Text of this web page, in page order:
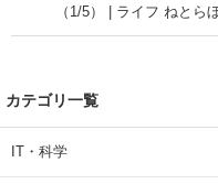
（1/5） | ライフ ねとら
カテゴリ一覧
IT・科学